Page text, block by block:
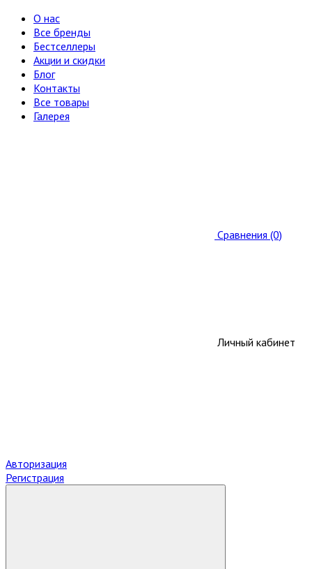
О нас
Все бренды
Бестселлеры
Акции и скидки
Блог
Контакты
Все товары
Галерея
Сравнения (0)
Личный кабинет
Авторизация
Регистрация